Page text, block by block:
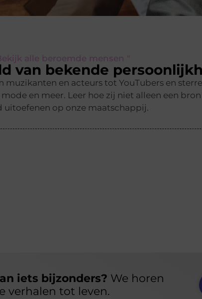
alle beroemde mensen "
van bekende
en acteurs tot YouTubers en
en meer. Leer hoe zij niet alleen een
uitoefenen op onze maatschappij.
iets bijzonders? We horen
verhalen tot leven.